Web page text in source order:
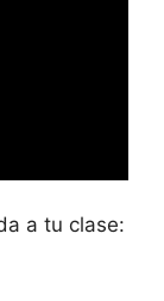
a tu clase: